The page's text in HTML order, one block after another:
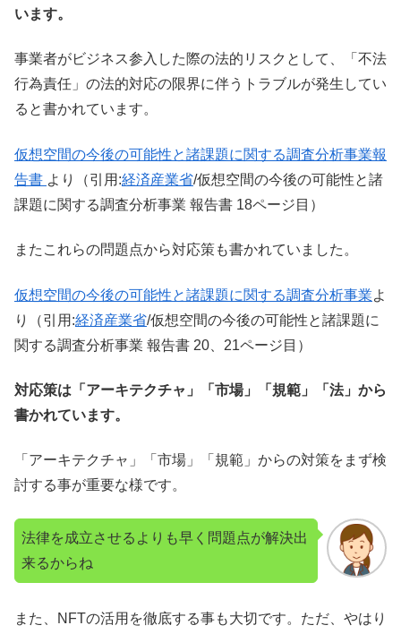
います。
事業者がビジネス参入した際の法的リスクとして、「不法
行為責任」の法的対応の限界に伴うトラブルが発生してい
ると書かれています。
仮想空間の今後の可能性と諸課題に関する調査分析事業報
告書 より（引用:経済産業省/仮想空間の今後の可能性と諸
課題に関する調査分析事業 報告書 18ページ目）
またこれらの問題点から対応策も書かれていました。
仮想空間の今後の可能性と諸課題に関する調査分析事業よ
り（引用:経済産業省/仮想空間の今後の可能性と諸課題に
関する調査分析事業 報告書 20、21ページ目）
対応策は「アーキテクチャ」「市場」「規範」「法」から
書かれています。
「アーキテクチャ」「市場」「規範」からの対策をまず検
討する事が重要な様です。
法律を成立させるよりも早く問題点が解決出
来るからね
また、NFTの活用を徹底する事も大切です。ただ、やはり